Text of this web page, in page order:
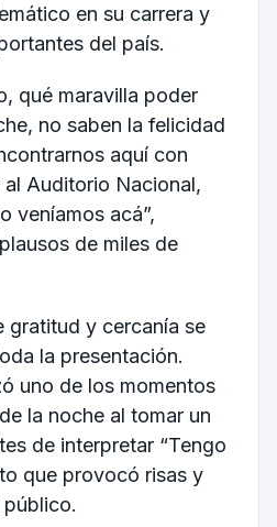
en su carrera y
del país.
qué maravilla poder
no saben la felicidad
aquí con
Auditorio Nacional,
veníamos acá”,
de miles de
gratitud y cercanía se
la presentación.
uno de los momentos
la noche al tomar un
de interpretar “Tengo
que provocó risas y